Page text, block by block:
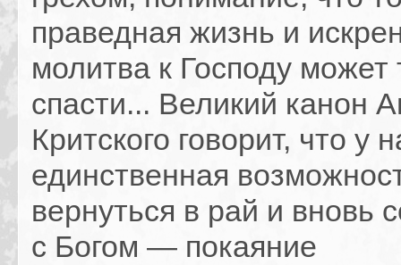
праведная жизнь и
молитва к Господу может
спасти... Великий канон
Критского говорит, что у
единственная
вернуться в рай и вновь
с Богом — покаяние